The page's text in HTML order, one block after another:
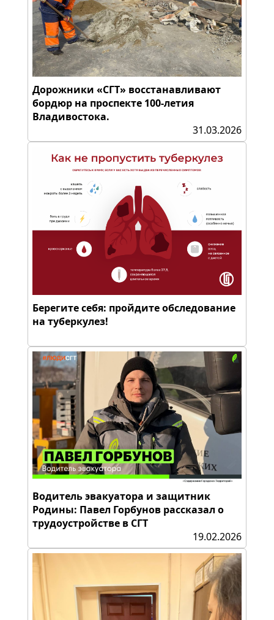
Дорожники «СГТ» восстанавливают
бордюр на проспекте 100-летия
Владивостока.
31.03.2026
Берегите себя: пройдите обследование
на туберкулез!
Водитель эвакуатора и защитник
Родины: Павел Горбунов рассказал о
трудоустройстве в СГТ
19.02.2026